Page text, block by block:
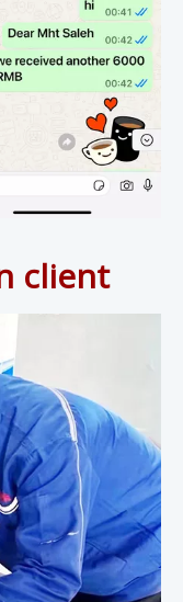
client